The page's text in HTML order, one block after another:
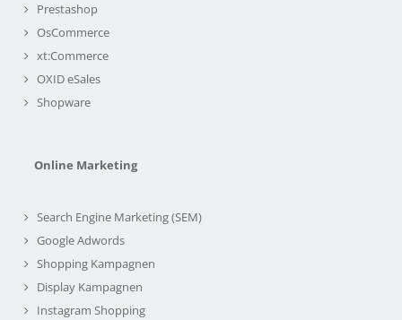
Prestashop
OsCommerce
xt:Commerce
OXID eSales
Shopware
Online Marketing
Search Engine Marketing (SEM)
Google Adwords
Shopping Kampagnen
Display Kampagnen
Instagram Shopping